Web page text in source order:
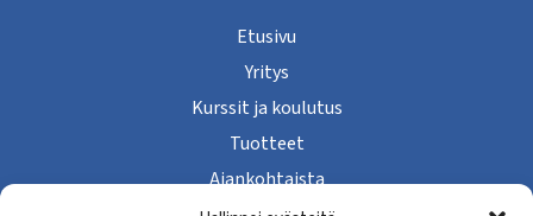
Etusivu
Yritys
Kurssit ja koulutus
Tuotteet
Ajankohtaista